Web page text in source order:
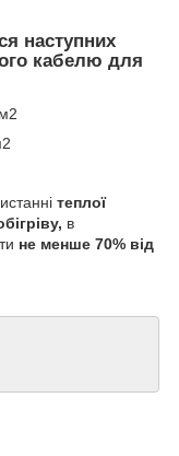
наступних
кабелю для
2
2
теплої
в
не менше 70% від